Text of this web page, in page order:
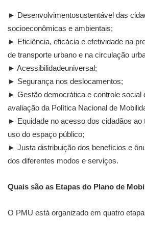
► Desenvolvimentosustentável das
socioeconômicas e ambientais;
► Eficiência, eficácia e efetividade na
de transporte urbano e na circulação
► Acessibilidadeuniversal;
► Segurança nos deslocamentos;
► Gestão democrática e controle social
avaliação da Política Nacional de
► Equidade no acesso dos cidadãos ao
uso do espaço público;
► Justa distribuição dos benefícios e
dos diferentes modos e serviços.
Quais são as Etapas do Plano de
O PMU está organizado em quatro